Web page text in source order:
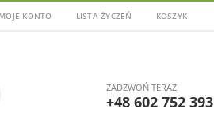
MOJE KONTO LISTA ŻYCZEŃ KOSZYK
ZADZWOŃ TERAZ
+48 602 752 393